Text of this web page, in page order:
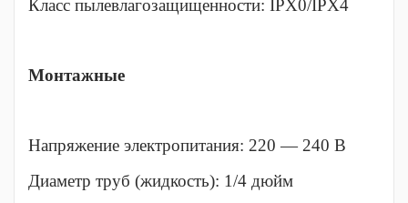
Класс пылевлагозащищенности: IPX0/IPX4
Монтажные
Напряжение электропитания: 220 — 240 В
Диаметр труб (жидкость): 1/4 дюйм